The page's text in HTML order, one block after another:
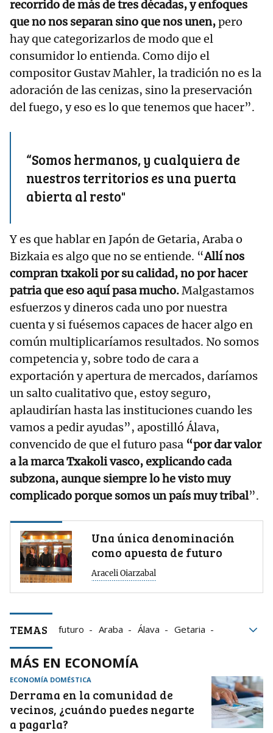
recorrido de más de tres décadas, y enfoques
que no nos separan sino que nos unen,pero
hay que categorizarlos de modo que el
consumidor lo entienda. Como dijo el
compositor Gustav Mahler, la tradición no es la
adoración de las cenizas, sino la preservación
del fuego, y eso es lo que tenemos que hacer”.
“Somos hermanos, y cualquiera de
nuestros territorios es una puerta
abierta al resto"
Y es que hablar en Japón de Getaria, Araba o
Bizkaia es algo que no se entiende. “Allí nos
compran txakoli por su calidad, no por hacer
patria que eso aquí pasa mucho.Malgastamos
esfuerzos y dineros cada uno por nuestra
cuenta y si fuésemos capaces de hacer algo en
común multiplicaríamos resultados. No somos
competencia y, sobre todo de cara a
exportación y apertura de mercados, daríamos
un salto cualitativo que, estoy seguro,
aplaudirían hasta las instituciones cuando les
vamos a pedir ayudas”, apostilló Álava,
convencido de que el futuro pasa “por dar valor
a la marca Txakoli vasco, explicando cada
subzona, aunque siempre lo he visto muy
complicado porque somos un país muy tribal”.
Una única denominación
como apuesta de futuro
Araceli Oiarzabal
TEMAS futuro Araba Álava
Getaria
MÁS EN ECONOMÍA
ECONOMÍA DOMÉSTICA
Derrama en la comunidad de
vecinos, ¿cuándo puedes negarte
a pagarla?